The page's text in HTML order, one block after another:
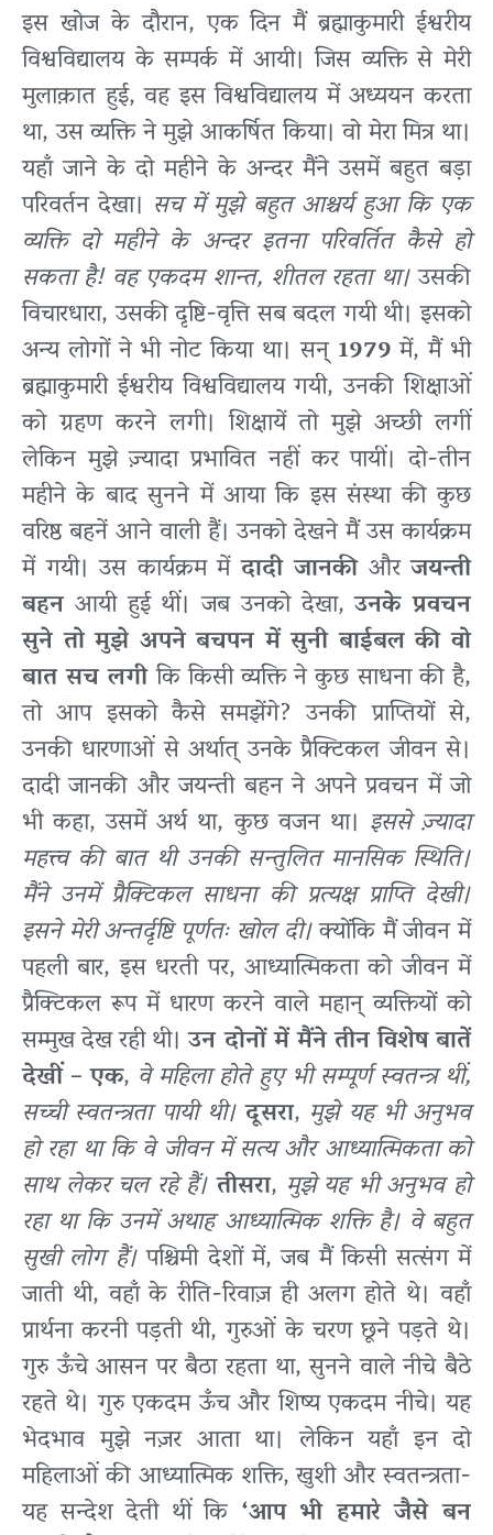
इस खोज के दौरान, एक दिन मैं ब्रह्माकुमारी ईश्वरीय
विश्वविद्यालय के सम्पर्क में आयी। जिस व्यक्ति से मेरी
मुलाक़ात हुई, वह इस विश्वविद्यालय में अध्ययन करता
था, उस व्यक्ति ने मुझे आकर्षित किया। वो मेरा मित्र था।
यहाँ जाने के दो महीने के अन्दर मैंने उसमें बहुत बड़ा
परिवर्तन देखा। सच में मुझे बहुत आश्चर्य हुआ कि एक
व्यक्ति दो महीने के अन्दर इतना परिवर्तित कैसे हो
सकता है! वह एकदम शान्त, शीतल रहता था।उसकी
विचारधारा, उसकी दृष्टि-वृत्ति सब बदल गयी थी। इसको
अन्य लोगों ने भी नोट किया था। सन्1979में, मैं भी
ब्रह्माकुमारी ईश्वरीय विश्वविद्यालय गयी, उनकी शिक्षाओं
को ग्रहण करने लगी। शिक्षायें तो मुझे अच्छी लगीं
लेकिन मुझे ज़्यादा प्रभावित नहीं कर पायीं। दो-तीन
महीने के बाद सुनने में आया कि इस संस्था की कुछ
वरिष्ठ बहनें आने वाली हैं। उनको देखने मैं उस कार्यक्रम
में गयी। उस कार्यक्रम मेंदादी जानकीऔरजयन्ती
बहनआयी हुई थीं। जब उनको देखा,उनके प्रवचन
सुने तो मुझे अपने बचपन में सुनी बाईबल की वो
बात सच लगीकि किसी व्यक्ति ने कुछ साधना की है,
तो आप इसको कैसे समझेंगे? उनकी प्राप्तियों से,
उनकी धारणाओं से अर्थात् उनके प्रैक्टिकल जीवन से।
दादी जानकी और जयन्ती बहन ने अपने प्रवचन में जो
भी कहा, उसमें अर्थ था, कुछ वजन था। इससे ज़्यादा
महत्त्व की बात थी उनकी सन्तुलित मानसिक स्थिति।
मैंने उनमें प्रैक्टिकल साधना की प्रत्यक्ष प्राप्ति देखी।
इसने मेरी अन्तर्दृष्टि पूर्णतः खोल दी।क्योंकि मैं जीवन में
पहली बार, इस धरती पर, आध्यात्मिकता को जीवन में
प्रैक्टिकल रूप में धारण करने वाले महान् व्यक्तियों को
सम्मुख देख रही थी।उन दोनों में मैंने तीन विशेष बातें
देखीं–एक, वे महिला होते हुए भी सम्पूर्ण स्वतन्त्र थीं,
सच्ची स्वतन्त्रता पायी थी।दूसरा, मुझे यह भी अनुभव
हो रहा था कि वे जीवन में सत्य और आध्यात्मिकता को
साथ लेकर चल रहे हैं।तीसरा, मुझे यह भी अनुभव हो
रहा था कि उनमें अथाह आध्यात्मिक शक्ति है। वे बहुत
सुखी लोग हैं।पश्चिमी देशों में, जब मैं किसी सत्संग में
जाती थी, वहाँ के रीति-रिवाज़ ही अलग होते थे। वहाँ
प्रार्थना करनी पड़ती थी, गुरुओं के चरण छूने पड़ते थे।
गुरु ऊँचे आसन पर बैठा रहता था, सुनने वाले नीचे बैठे
रहते थे। गुरु एकदम ऊँच और शिष्य एकदम नीचे। यह
भेदभाव मुझे नज़र आता था। लेकिन यहाँ इन दो
महिलाओं की आध्यात्मिक शक्ति, खुशी और स्वतन्त्रता-
यह सन्देश देती थीं कि ‘आप भी हमारे जैसे बन